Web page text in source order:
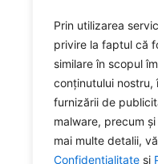
Prin utilizarea
privire la faptul că
similare în scopul
conținutului nostru,
furnizării de
malware, precum
mai multe detalii,
Confidențialitate și